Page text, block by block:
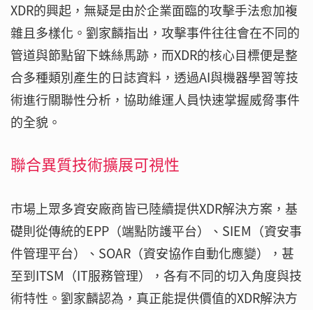
XDR的興起，無疑是由於企業面臨的攻擊手法愈加複
雜且多樣化。劉家麟指出，攻擊事件往往會在不同的
管道與節點留下蛛絲馬跡，而XDR的核心目標便是整
合多種類別產生的日誌資料，透過AI與機器學習等技
術進行關聯性分析，協助維運人員快速掌握威脅事件
的全貌。
聯合異質技術擴展可視性
市場上眾多資安廠商皆已陸續提供XDR解決方案，基
礎則從傳統的EPP（端點防護平台）、SIEM（資安事
件管理平台）、SOAR（資安協作自動化應變），甚
至到ITSM（IT服務管理），各有不同的切入角度與技
術特性。劉家麟認為，真正能提供價值的XDR解決方